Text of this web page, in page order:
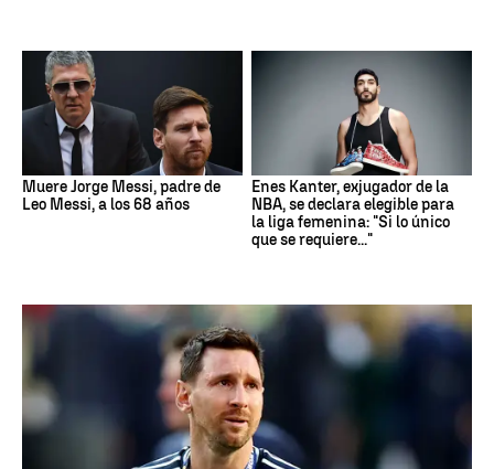
Muere Jorge Messi, padre de
Leo Messi, a los 68 años
Enes Kanter, exjugador de la
NBA, se declara elegible para
la liga femenina: "Si lo único
que se requiere..."